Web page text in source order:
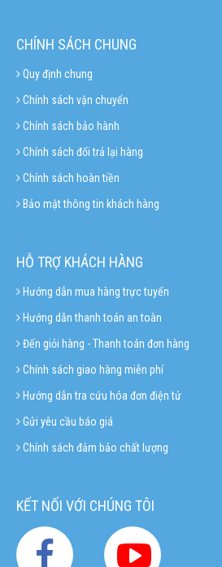
CHÍNH SÁCH CHUNG
Quy định chung
Chính sách vận chuyển
Chính sách bảo hành
Chính sách đổi trả lại hàng
Chính sách hoàn tiền
Bảo mật thông tin khách hàng
HỖ TRỢ KHÁCH HÀNG
Hướng dẫn mua hàng trực tuyến
Hướng dẫn thanh toán an toàn
Đến giỏi hàng - Thanh toán đơn hàng
Chính sách giao hàng miễn phí
Hướng dẫn tra cứu hóa đơn điện tử
Gửi yêu cầu báo giá
Chính sách đảm bảo chất lượng
KẾT NỐI VỚI CHÚNG TÔI